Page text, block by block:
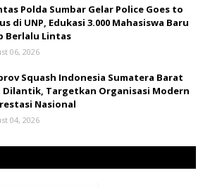
Polda Sumbar Gelar Police Goes to
di UNP, Edukasi 3.000 Mahasiswa Baru
Berlalu Lintas
06, 2026
Squash Indonesia Sumatera Barat
Dilantik, Targetkan Organisasi Modern
Nasional
04, 2026